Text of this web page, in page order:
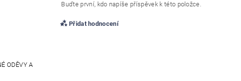
ODĚVY A
Buďte první, kdo napíše příspěvek k této položce.
Přidat hodnocení